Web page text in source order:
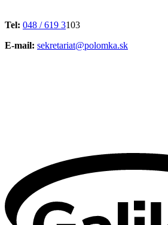
Tel: 048 / 619 3103
E-mail: sekretariat@polomka.sk